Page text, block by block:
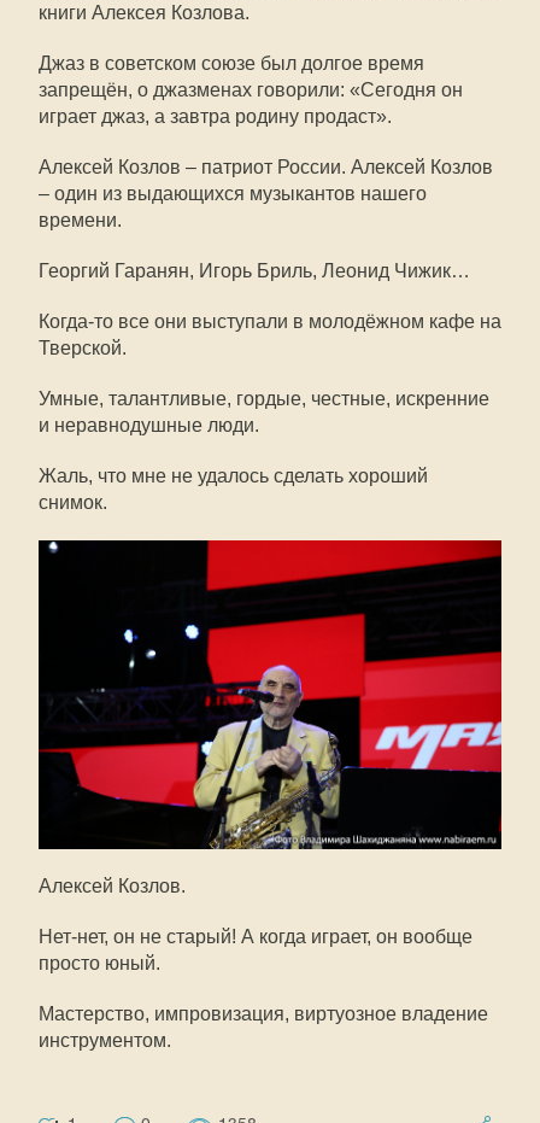
книги Алексея Козлова.
Джаз в советском союзе был долгое время
запрещён, о джазменах говорили: «Сегодня он
играет джаз, а завтра родину продаст».
Алексей Козлов – патриот России. Алексей Козлов
– один из выдающихся музыкантов нашего
времени.
Георгий Гаранян, Игорь Бриль, Леонид Чижик…
Когда-то все они выступали в молодёжном кафе на
Тверской.
Умные, талантливые, гордые, честные, искренние
и неравнодушные люди.
Жаль, что мне не удалось сделать хороший
снимок.
Алексей Козлов.
Нет-нет, он не старый! А когда играет, он вообще
просто юный.
Мастерство, импровизация, виртуозное владение
инструментом.